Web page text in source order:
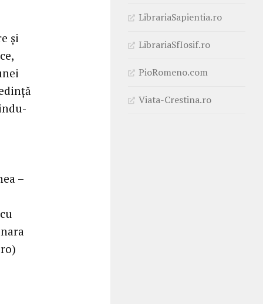
şi
–
LibrariaSapientia.ro
LibrariaSfIosif.ro
PioRomeno.com
Viata-Crestina.ro